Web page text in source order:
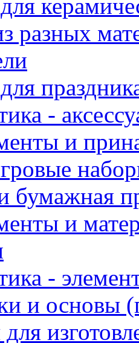
разных
-
и
бумажная
и
-
и основы